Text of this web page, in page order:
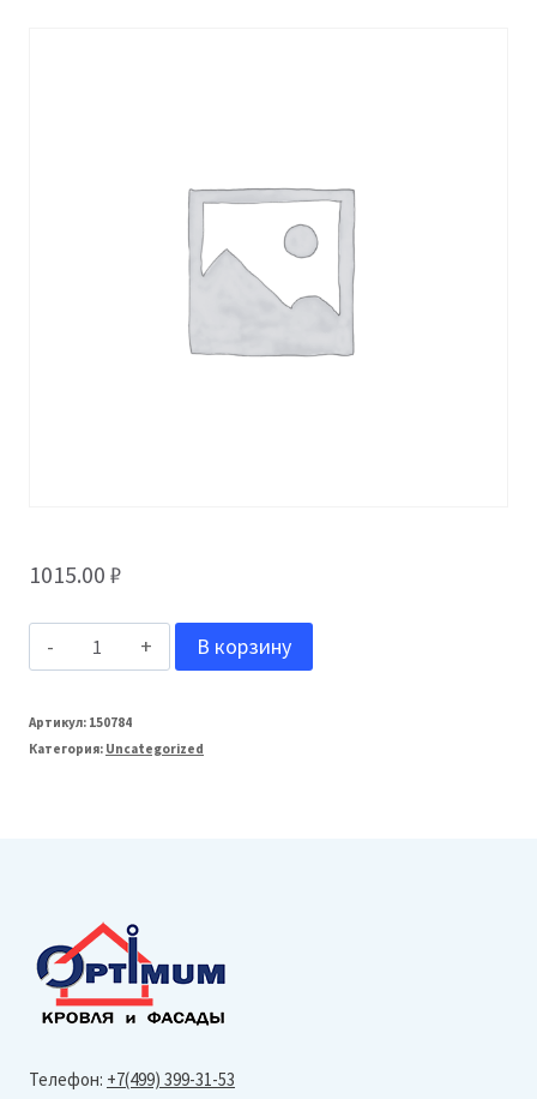
1015.00 ₽
Количество
МеталлПрофиль
Металлочерепица
6018-
0,5
мм)
В корзину
Артикул: 150784
Категория: Uncategorized
Телефон: +7(499) 399-31-53